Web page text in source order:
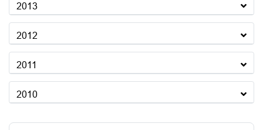
2013
2012
2011
2010